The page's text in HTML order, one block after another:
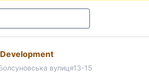
вулиця13-15